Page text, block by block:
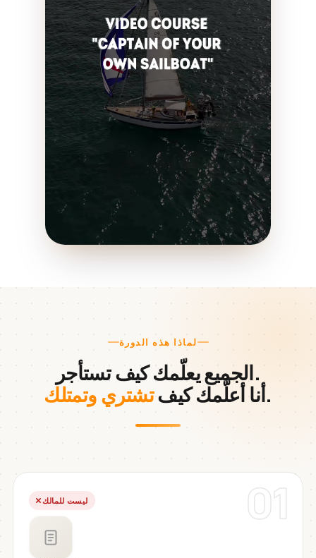
لماذا هذه الدورة
الجميع يعلّمك كيف تستأجر.
أنا أعلّمك كيفتشتري وتمتلك .
01 ليست للمالك